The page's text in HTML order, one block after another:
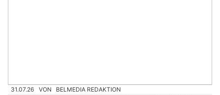
31.07.26 VON BELMEDIA REDAKTION